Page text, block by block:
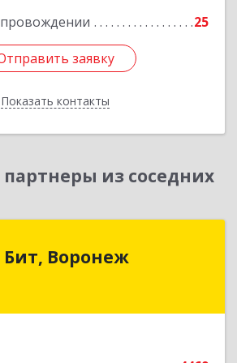
25
заявку
Показать контакты
заявку
Назад
из соседних
Воронеж
Бит, Воронеж
обл, Воронеж г, 20-летия